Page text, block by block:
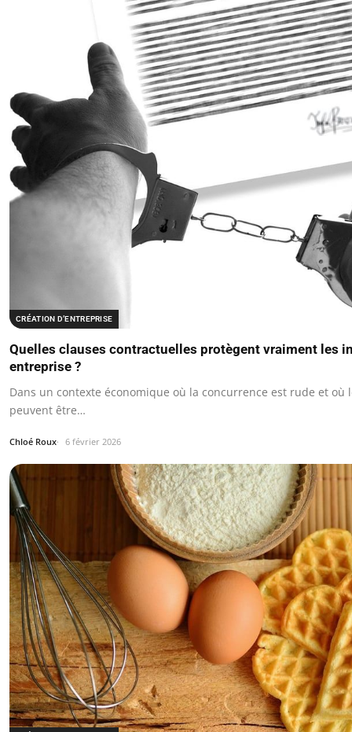
CRÉATION D’ENTREPRISE
Quelles clauses contractuelles protègent vraiment les
entreprise ?
Dans un contexte économique où la concurrence est rude et où
peuvent être…
Chloé Roux 6 février 2026